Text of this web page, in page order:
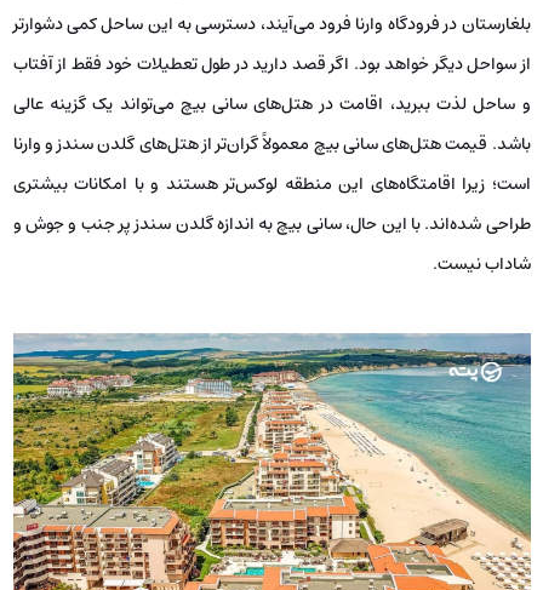
بلغارستان در فرودگاه وارنا فرود می‌آیند، دسترسی به این ساحل کمی دشوارتر
از سواحل دیگر خواهد بود. اگر قصد دارید در طول تعطیلات خود فقط از آفتاب
و ساحل لذت ببرید، اقامت در هتل‌های سانی بیچ می‌تواند یک گزینه عالی
باشد. قیمت هتل‌های سانی بیچ معمولاً گران‌تر از هتل‌های گلدن سندز و وارنا
است؛ زیرا اقامتگاه‌های این منطقه لوکس‌تر هستند و با امکانات بیشتری
طراحی شده‌اند. با این حال، سانی بیچ به اندازه گلدن سندز پر جنب و جوش و
شاداب نیست.